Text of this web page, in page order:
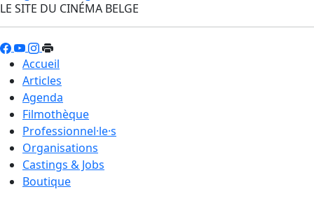
LE SITE DU CINÉMA BELGE
Accueil
Articles
Agenda
Filmothèque
Professionnel·le·s
Organisations
Castings & Jobs
Boutique